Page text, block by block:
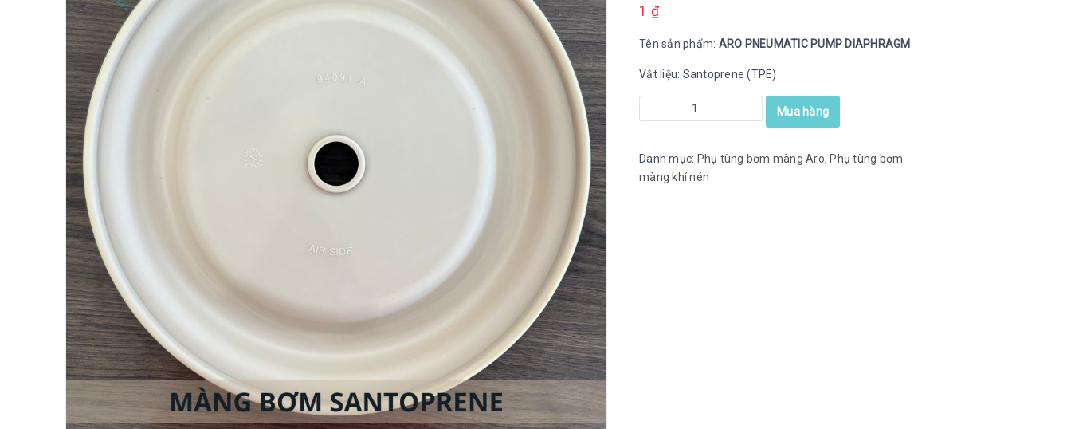
1 ₫
Tên sản phẩm: ARO PNEUMATIC PUMP DIAPHRAGM
Vật liệu: Santoprene (TPE)
bơm
nhựa
Santoprene
Mua hàng
Danh mục: Phụ tùng bơm màng Aro, Phụ tùng bơm
màng khí nén